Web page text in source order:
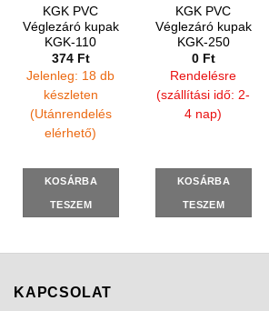
KGK PVC
Véglezáró kupak
KGK-110
374 Ft
Jelenleg: 18 db
készleten
(Utánrendelés
elérhető)
KOSÁRBA
TESZEM
KGK PVC
Véglezáró kupak
KGK-250
0 Ft
Rendelésre
(szállítási idő: 2-
4 nap)
KOSÁRBA
TESZEM
KAPCSOLAT